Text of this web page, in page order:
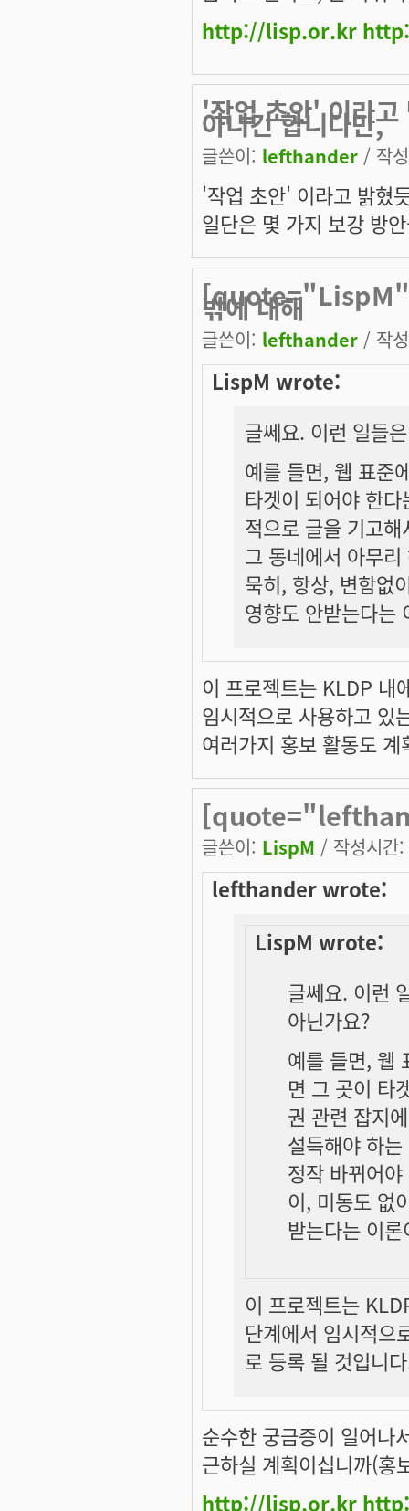
http://lisp.or.kr
'작업 초안' 이라고
아니긴 합니다만,
글쓴이: lefthander / 작
'작업 초안' 이라고 밝혔
일단은 몇 가지 보강 방
[quote="LispM"]
밖에 대해
글쓴이: lefthander / 작
LispM wrote:
글쎄요. 이런 일들
예를 들면, 웹 표준
타겟이 되어야 한
적으로 글을 기고
그 동네에서 아무
묵히, 항상, 변함없
영향도 안받는다는
이 프로젝트는 KLDP 내
임시적으로 사용하고 있
여러가지 홍보 활동도
글쓴이: LispM / 작성시
lefthander wrote:
LispM wrote:
글쎄요. 이런
아닌가요?
예를 들면, 웹
면 그 곳이 타
권 관련 잡지
설득해야 하
정작 바뀌어
이, 미동도 없
받는다는 이
이 프로젝트는
단계에서 임시적으
로 등록 될 것입니
순수한 궁금증이 일어나
근하실 계획이십니까(홍
http://lisp.or.kr